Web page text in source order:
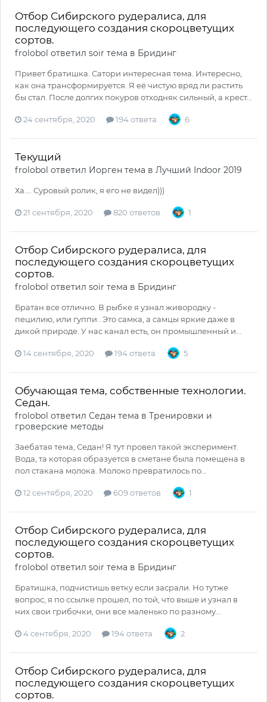
Отбор Сибирского рудералиса, для
последующего создания скороцветущих
сортов.
frolobol ответил soir тема в Бридинг
Привет братишка. Сатори интересная тема. Интересно,
как она трансформируется. Я её чистую вряд ли растить
бы стал. После долгих покуров отходняк сильный, а крест...
24 сентября, 2020 194 ответа 6
Текущий
frolobol ответил Иорген тема в Лучший Indoor 2019
Ха.... Суровый ролик, я его не видел)))
21 сентября, 2020 820 ответов 1
Отбор Сибирского рудералиса, для
последующего создания скороцветущих
сортов.
frolobol ответил soir тема в Бридинг
Братан все отлично. В рыбке я узнал живородку -
пецилию, или гуппи . Это самка, а самцы яркие даже в
дикой природе. У нас канал есть, он промышленный и...
14 сентября, 2020 194 ответа 5
Обучающая тема, собственные технологии.
Седан.
frolobol ответил Седан тема в Тренировки и
гроверские методы
Заебатая тема, Седан! Я тут провел такой эксперимент.
Вода, та которая образуется в сметане была помещена в
пол стакана молока. Молоко превратилось по...
12 сентября, 2020 609 ответов 1
Отбор Сибирского рудералиса, для
последующего создания скороцветущих
сортов.
frolobol ответил soir тема в Бридинг
Братишка, подчистишь ветку если засрали. Но тутже
вопрос, я по ссылке прошел, по той, что выше и узнал в
них свои грибочки, они все маленько по разному...
4 сентября, 2020 194 ответа 2
Отбор Сибирского рудералиса, для
последующего создания скороцветущих
сортов.